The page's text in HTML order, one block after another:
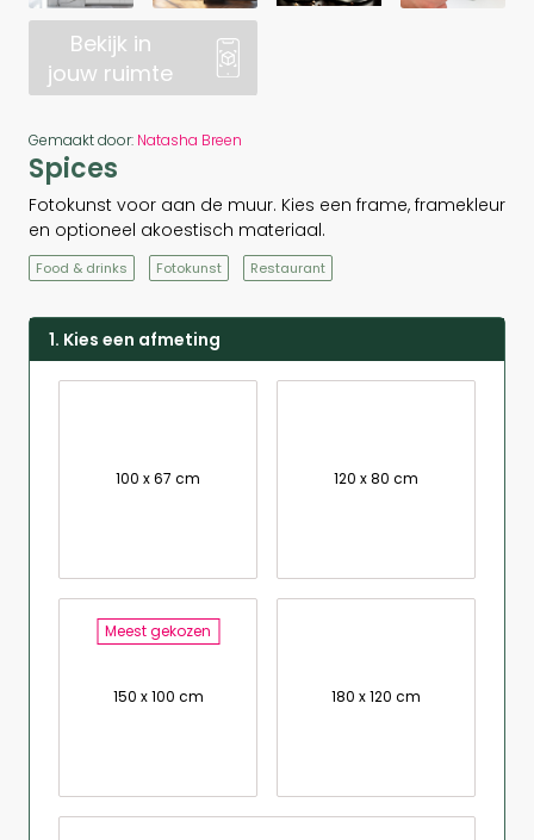
Bekijk in
jouw ruimte
Gemaakt door: Natasha Breen
Spices
Fotokunst voor aan de muur. Kies een frame, framekleur
en optioneel akoestisch materiaal.
Food & drinks Fotokunst Restaurant
1. Kies een afmeting
100 x 67 cm 120 x 80 cm
Meest gekozen
150 x 100 cm 180 x 120 cm